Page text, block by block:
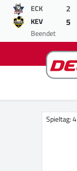
ECK 2
KEV 5
Beendet
Spieltag: 4